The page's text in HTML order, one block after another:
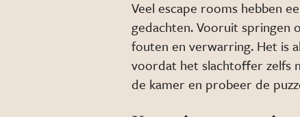
Veel escape rooms hebben
gedachten. Vooruit springen
fouten en verwarring. Het is
voordat het slachtoffer zelfs
de kamer en probeer de